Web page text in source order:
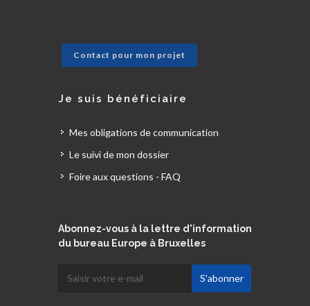
Contact pour mon projet
Je suis bénéficiaire
Mes obligations de communication
Le suivi de mon dossier
Foire aux questions - FAQ
Abonnez-vous à la lettre d'information
du bureau Europe à Bruxelles